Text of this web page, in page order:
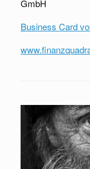
GmbH
Business Card